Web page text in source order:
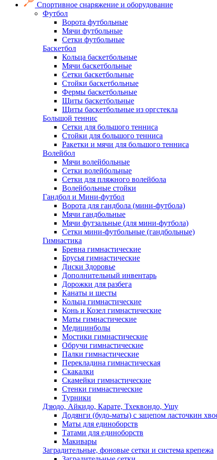
Спортивное снаряжение и оборудование
Футбол
Ворота футбольные
Мячи футбольные
Сетки футбольные
Баскетбол
Кольца баскетбольные
Мячи баскетбольные
Сетки баскетбольные
Стойки баскетбольные
Фермы баскетбольные
Щиты баскетбольные
Щиты баскетбольные из оргстекла
Большой теннис
Сетки для большого тенниса
Стойки для большого тенниса
Ракетки и мячи для большого тенниса
Волейбол
Мячи волейбольные
Сетки волейбольные
Сетки для пляжного волейбола
Волейбольные стойки
Гандбол и Мини-футбол
Ворота для гандбола (мини-футбола)
Мячи гандбольные
Мячи футзальные (для мини-футбола)
Сетки мини-футбольные (гандбольные)
Гимнастика
Бревна гимнастические
Брусья гимнастические
Диски Здоровье
Дополнительный инвентарь
Дорожки для разбега
Канаты и шесты
Кольца гимнастические
Конь и Козел гимнастические
Маты гимнастические
Медицинболы
Мостики гимнастические
Обручи гимнастические
Палки гимнастические
Перекладина гимнастическая
Скакалки
Скамейки гимнастические
Стенки гимнастические
Турники
Дзюдо, Айкидо, Карате, Тхеквондо, Ушу
Додянги (будо-маты) с зацепом ласточкин
Маты для единоборств
Татами для единоборств
Макивары
Заградительные, фоновые сетки и система крепежа